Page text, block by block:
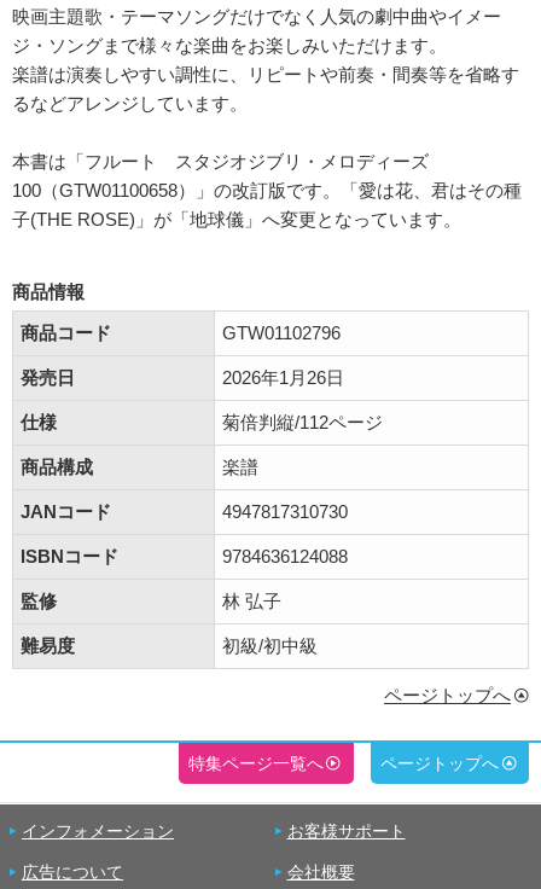
映画主題歌・テーマソングだけでなく人気の劇中曲やイメー
ジ・ソングまで様々な楽曲をお楽しみいただけます。
楽譜は演奏しやすい調性に、リピートや前奏・間奏等を省略す
るなどアレンジしています。
本書は「フルート スタジオジブリ・メロディーズ
100（GTW01100658）」の改訂版です。「愛は花、君はその種
子(THE ROSE)」が「地球儀」へ変更となっています。
商品情報
商品コード
GTW01102796
発売日 2026年1月26日
仕様 菊倍判縦/112ページ
商品構成 楽譜
JANコード 4947817310730
ISBNコード 9784636124088
監修 林 弘子
難易度 初級/初中級
ページトップへ
特集ページ一覧へ ページトップへ
インフォメーション お客様サポート
広告について 会社概要